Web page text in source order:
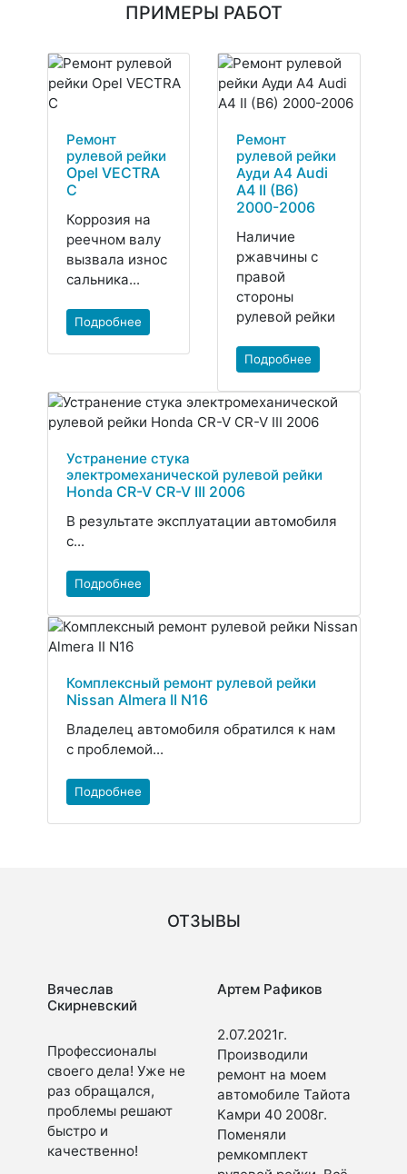
ПРИМЕРЫ РАБОТ
Ремонт
рулевой рейки
Opel VECTRA
C
Коррозия на
реечном валу
вызвала износ
сальника...
Подробнее
Ремонт
рулевой рейки
Ауди А4 Audi
A4 II (B6)
2000-2006
Наличие
ржавчины с
правой
стороны
рулевой рейки
Подробнее
Устранение стука
электромеханической рулевой рейки
Honda CR-V CR-V III 2006
В результате эксплуатации автомобиля
с...
Подробнее
Комплексный ремонт рулевой рейки
Nissan Almera II N16
Владелец автомобиля обратился к нам
с проблемой...
Подробнее
ОТЗЫВЫ
Вячеслав
Скирневский
Профессионалы
своего дела! Уже не
раз обращался,
проблемы решают
быстро и
качественно!
Артем Рафиков
2.07.2021г.
Производили
ремонт на моем
автомобиле Тайота
Камри 40 2008г.
Поменяли
ремкомплект